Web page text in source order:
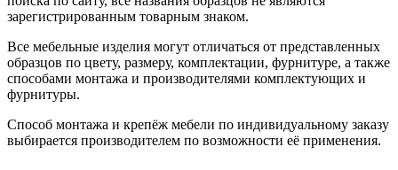
зарегистрированным товарным знаком.
Все мебельные изделия могут отличаться от представленных
образцов по цвету, размеру, комплектации, фурнитуре, а также
способами монтажа и производителями комплектующих и
фурнитуры.
Способ монтажа и крепёж мебели по индивидуальному заказу
выбирается производителем по возможности её применения.